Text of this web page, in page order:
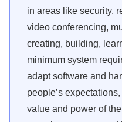
in areas like security,
video conferencing,
creating, building,
minimum system
adapt software and
people’s
value and power of